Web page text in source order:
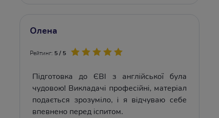
Олена
Рейтинг: 5 / 5
Підготовка до ЄВІ з англійської була
чудовою! Викладачі професійні, матеріал
подається зрозуміло, і я відчуваю себе
впевнено перед іспитом.